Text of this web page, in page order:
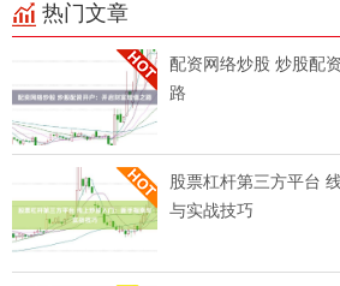
热门文章
配资网络炒股 炒股配
路
股票杠杆第三方平台
与实战技巧